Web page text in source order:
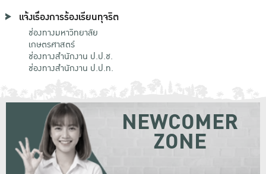
แจ้งเรื่องการร้องเรียนทุจริต
ช่องทางมหาวิทยาลัย
เกษตรศาสตร์
ช่องทางสำนักงาน ป.ป.ช.
ช่องทางสำนักงาน ป.ป.ท.
NEWCOMER
ZONE